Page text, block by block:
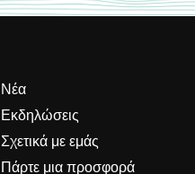
Νέα
Εκδηλώσεις
Σχετικά με εμάς
Πάρτε μια προσφορά